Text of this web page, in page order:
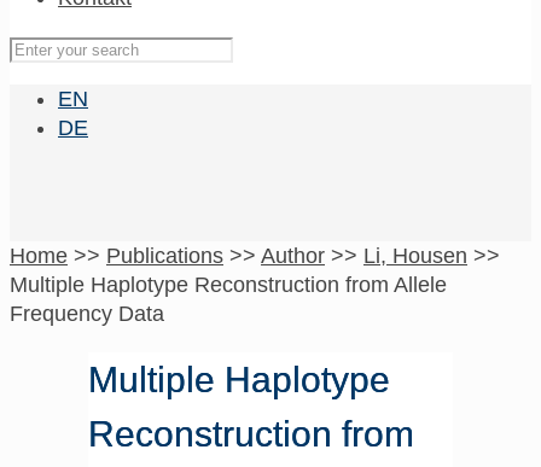
EN
DE
Home >> Publications >> Author >> Li, Housen >>
Multiple Haplotype Reconstruction from Allele
Frequency Data
Multiple Haplotype
Reconstruction from